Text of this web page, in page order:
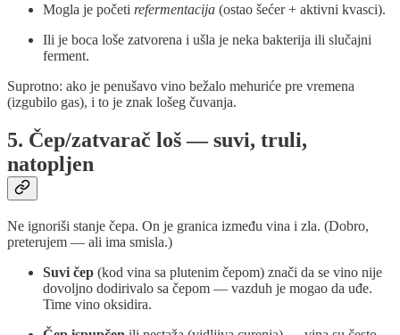
Mogla je početi refermentacija (ostao šećer + aktivni kvasci).
Ili je boca loše zatvorena i ušla je neka bakterija ili slučajni
ferment.
Suprotno: ako je penušavo vino bežalo mehuriće pre vremena
(izgubilo gas), i to je znak lošeg čuvanja.
5. Čep/zatvarač loš — suvi, truli,
natopljen
Ne ignoriši stanje čepa. On je granica između vina i zla. (Dobro,
preterujem — ali ima smisla.)
Suvi čep (kod vina sa plutenim čepom) znači da se vino nije
dovoljno dodirivalo sa čepom — vazduh je mogao da uđe.
Time vino oksidira.